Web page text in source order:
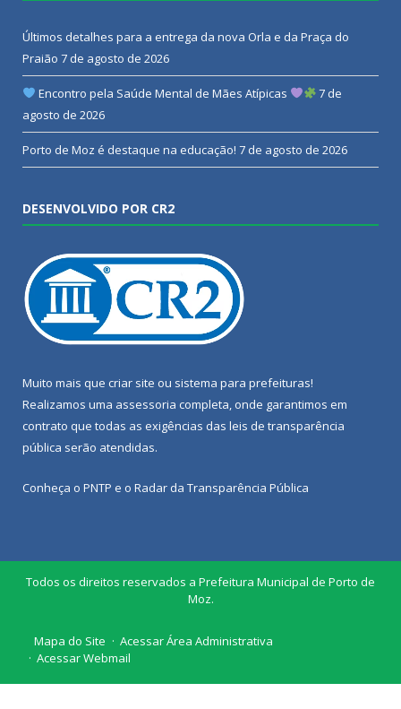
Últimos detalhes para a entrega da nova Orla e da Praça do
Praião 7 de agosto de 2026
Encontro pela Saúde Mental de Mães Atípicas
7 de
agosto de 2026
Porto de Moz é destaque na educação! 7 de agosto de 2026
DESENVOLVIDO POR CR2
Muito mais que criar site ou sistema para prefeituras!
Realizamos uma assessoria completa, onde garantimos em
contrato que todas as exigências das leis de transparência
pública serão atendidas.
Conheça o PNTP e o Radar da Transparência Pública
Todos os direitos reservados a Prefeitura Municipal de Porto de
Moz.
Mapa do Site
Acessar Área Administrativa
Acessar Webmail